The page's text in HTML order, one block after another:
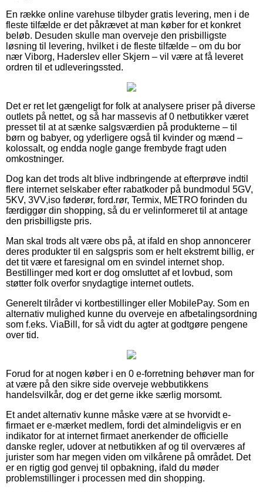
En række online varehuse tilbyder gratis levering, men i de
fleste tilfælde er det påkrævet at man køber for et konkret
beløb. Desuden skulle man overveje den prisbilligste
løsning til levering, hvilket i de fleste tilfælde – om du bor
nær Viborg, Haderslev eller Skjern – vil være at få leveret
ordren til et udleveringssted.
Det er ret let gængeligt for folk at analysere priser på diverse
outlets på nettet, og så har massevis af 0 netbutikker været
presset til at at sænke salgsværdien på produkterne – til
børn og babyer, og yderligere også til kvinder og mænd –
kolossalt, og endda nogle gange frembyde fragt uden
omkostninger.
Dog kan det trods alt blive indbringende at efterprøve indtil
flere internet selskaber efter rabatkoder på bundmodul 5GV,
5KV, 3VV,iso føderør, ford.rør, Termix, METRO forinden du
færdiggør din shopping, så du er velinformeret til at antage
den prisbilligste pris.
Man skal trods alt være obs på, at ifald en shop annoncerer
deres produkter til en salgspris som er helt ekstremt billig, er
det tit være et faresignal om en svindel internet shop.
Bestillinger med kort er dog omsluttet af et lovbud, som
støtter folk overfor snydagtige internet outlets.
Generelt tilråder vi kortbestillinger eller MobilePay. Som en
alternativ mulighed kunne du overveje en afbetalingsordning
som f.eks. ViaBill, for så vidt du agter at godtgøre pengene
over tid.
Forud for at nogen køber i en 0 e-forretning behøver man for
at være på den sikre side overveje webbutikkens
handelsvilkår, dog er det gerne ikke særlig morsomt.
Et andet alternativ kunne måske være at se hvorvidt e-
firmaet er e-mærket medlem, fordi det almindeligvis er en
indikator for at internet firmaet anerkender de officielle
danske regler, udover at netbutikken af og til overværes af
jurister som har megen viden om vilkårene på området. Det
er en rigtig god genvej til opbakning, ifald du møder
problemstillinger i processen med din shopping.